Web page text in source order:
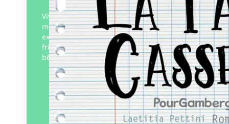
Vive les vacances ! Direction les hautes
montagnes où Louison va vivre des
expériences palpitantes : des grands
frissons, des rencontres et quelques
bêtises bien sûr. Un roman…
Éditeur :Pourpenser
éditions
Paru le01/10/2025